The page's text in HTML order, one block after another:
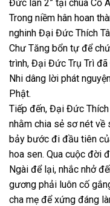
Đức lần 2” tại chùa Cổ
Trong niềm hân hoan
nghinh Đại Đức Thích
Chư Tăng bổn tự để
trình, Đại Đức Trụ Trì đã
Nhi dâng lời phát
Phật.
Tiếp đến, Đại Đức
nhằm chia sẻ sơ nét về
bảy bước đi đầu tiên
hoa sen. Qua cuộc đời
Ngài để lại, nhắc nhở
gương phải luôn cố
cha mẹ để xứng đáng